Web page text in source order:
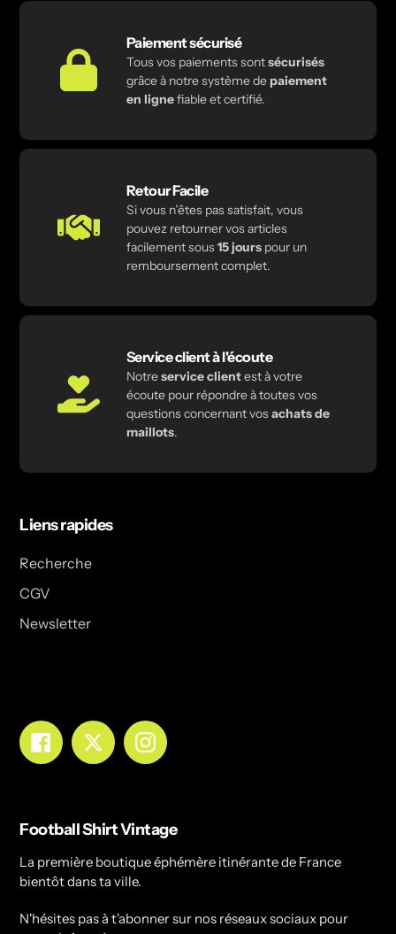
Paiement sécurisé
Tous vos paiements sontsécurisés
grâce à notre système depaiement
en lignefiable et certifié.
Retour Facile
Si vous n’êtes pas satisfait, vous
pouvez retourner vos articles
facilement sous15 jourspour un
remboursement complet.
Service client à l'écoute
Notreservice clientest à votre
écoute pour répondre à toutes vos
questions concernant vosachats de
maillots.
Liens rapides
Recherche
CGV
Newsletter
FacebookTwitterInstagram
Football Shirt Vintage
La première boutique éphémère itinérante de France
bientôt dans ta ville.
N'hésites pas à t'abonner sur nos réseaux sociaux pour